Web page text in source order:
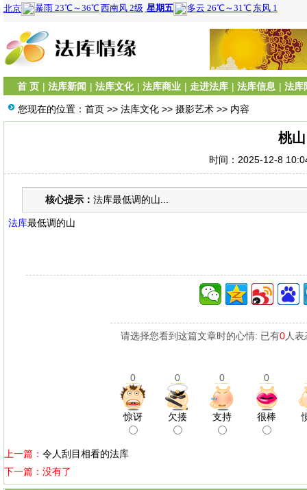
首 页 | 法库新闻 | 法库文化 | 法库商业 | 走进法库 | 法库信息 | 法库
您现在的位置： 首页 >> 法库文化 >> 摄影艺术 >> 内容
桃山
时间：2025-12-8
核心提示： 法库最低调的山...
法库最低调的山
请选择您看到这篇文章时的心情: 已有0人
0 0 0 0
惊讶 欠揍 支持 很棒
上一篇： 令人刮目相看的法库
下一篇：没有了